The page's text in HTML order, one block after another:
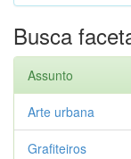
Busca
Assunto
Arte urbana
Grafiteiros